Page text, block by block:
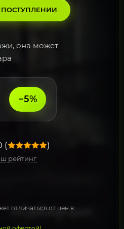
она может
−5%
( )
рейтинг
отличаться от цен в